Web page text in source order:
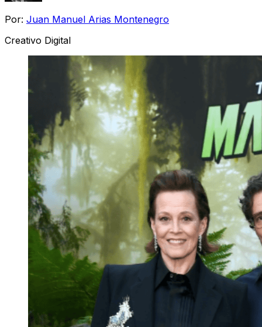
Por: Juan Manuel Arias Montenegro
Creativo Digital